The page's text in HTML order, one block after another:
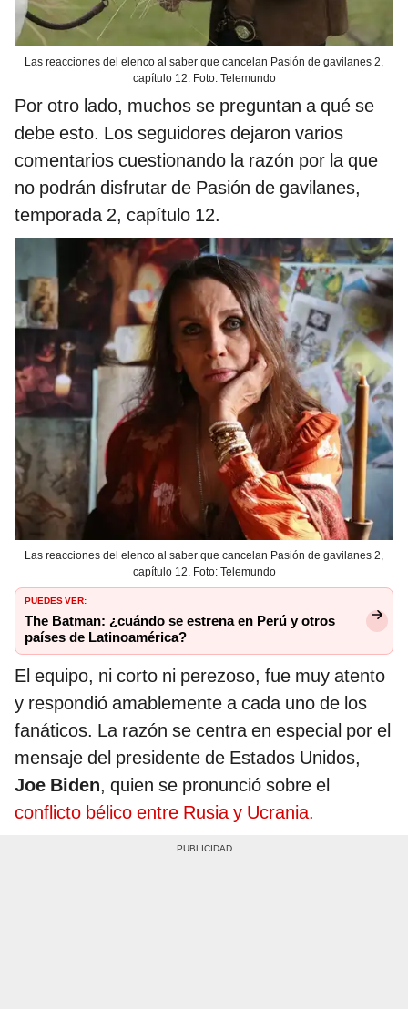
Las reacciones del elenco al saber que cancelan Pasión de gavilanes 2,
capítulo 12. Foto: Telemundo
Por otro lado, muchos se preguntan a qué se
debe esto. Los seguidores dejaron varios
comentarios cuestionando la razón por la que
no podrán disfrutar de Pasión de gavilanes,
temporada 2, capítulo 12.
Las reacciones del elenco al saber que cancelan Pasión de gavilanes 2,
capítulo 12. Foto: Telemundo
PUEDES VER:
The Batman: ¿cuándo se estrena en Perú y otros
países de Latinoamérica?
El equipo, ni corto ni perezoso, fue muy atento
y respondió amablemente a cada uno de los
fanáticos. La razón se centra en especial por el
mensaje del presidente de Estados Unidos,
Joe Biden, quien se pronunció sobre el
conflicto bélico entre Rusia y Ucrania.